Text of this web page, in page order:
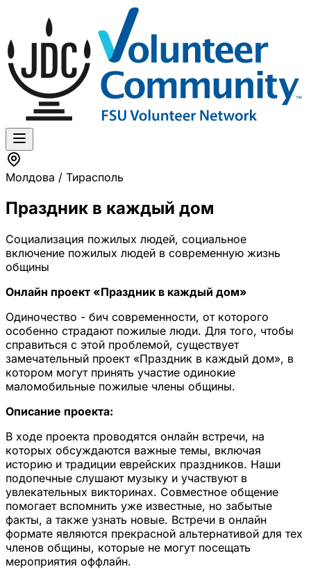
Молдова / Тирасполь
Праздник в каждый дом
Социализация пожилых людей, социальное
включение пожилых людей в современную жизнь
общины
Онлайн проект «Праздник в каждый дом»
Одиночество - бич современности, от которого
особенно страдают пожилые люди. Для того, чтобы
справиться с этой проблемой, существует
замечательный проект «Праздник в каждый дом», в
котором могут принять участие одинокие
маломобильные пожилые члены общины.
Описание проекта:
В ходе проекта проводятся онлайн встречи, на
которых обсуждаются важные темы, включая
историю и традиции еврейских праздников. Наши
подопечные слушают музыку и участвуют в
увлекательных викторинах. Совместное общение
помогает вспомнить уже известные, но забытые
факты, а также узнать новые. Встречи в онлайн
формате являются прекрасной альтернативой для тех
членов общины, которые не могут посещать
мероприятия оффлайн.